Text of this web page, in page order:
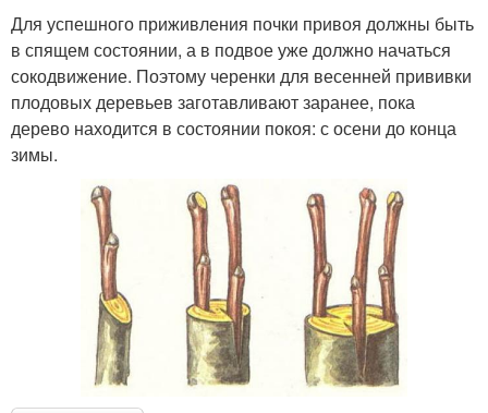
Для успешного приживления почки привоя должны быть
в спящем состоянии, а в подвое уже должно начаться
сокодвижение. Поэтому черенки для весенней прививки
плодовых деревьев заготавливают заранее, пока
дерево находится в состоянии покоя: с осени до конца
зимы.